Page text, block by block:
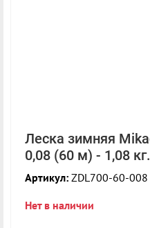
Леска зимняя
0,08 (60 м) - 1,08 кг.
Артикул: ZDL700-60-008
Нет в наличии